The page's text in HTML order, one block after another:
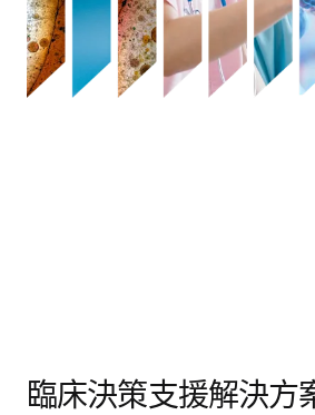
臨床決策支援解決方